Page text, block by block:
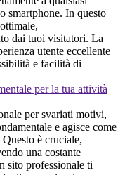
smartphone. In questo
dai tuoi visitatori. La
utente eccellente
e facilità di
per la tua attività
per svariati motivi,
e agisce come
è cruciale,
una costante
sito professionale ti